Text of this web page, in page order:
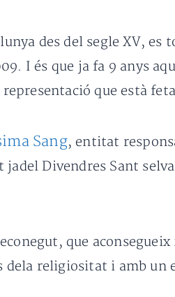
des del segle XV, es
I és que ja fa 9 anys
que està
Sang, entitat
Divendres Sant
que
dela religiositat i amb